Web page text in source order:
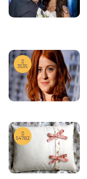
3535
54782